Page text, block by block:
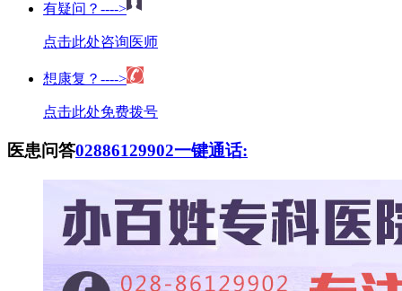
有疑问？---->
点击此处咨询医师
想康复？---->
点击此处免费拨号
医患问答02886129902一键通话: